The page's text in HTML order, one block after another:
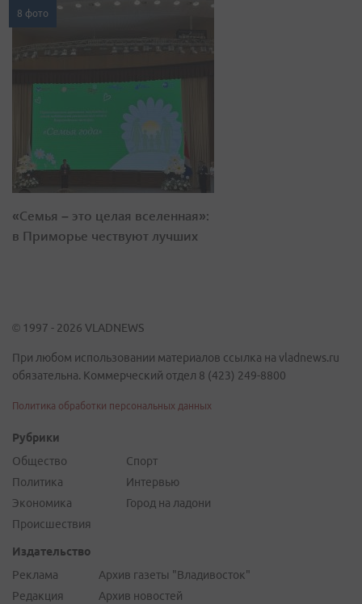
8 фото
«Семья – это целая вселенная»:
в Приморье чествуют лучших
© 1997 - 2026 VLADNEWS
При любом использовании материалов ссылка на vladnews.ru
обязательна. Коммерческий отдел 8 (423) 249-8800
Политика обработки персональных данных
Рубрики
Общество
Политика
Экономика
Происшествия
Спорт
Интервью
Город на ладони
Издательство
Реклама
Редакция
Архив газеты "Владивосток"
Архив новостей